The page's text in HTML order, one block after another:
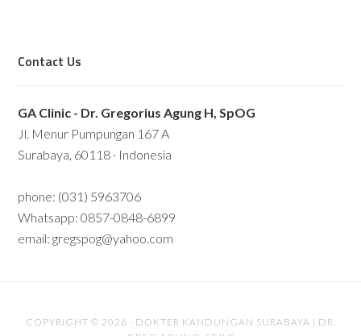
Contact Us
GA Clinic - Dr. Gregorius Agung H, SpOG
Jl. Menur Pumpungan 167 A
Surabaya, 60118 · Indonesia
phone: (031) 5963706
Whatsapp: 0857-0848-6899
email: gregspog@yahoo.com
COPYRIGHT © 2026 · DOKTER KANDUNGAN SURABAYA | DR.